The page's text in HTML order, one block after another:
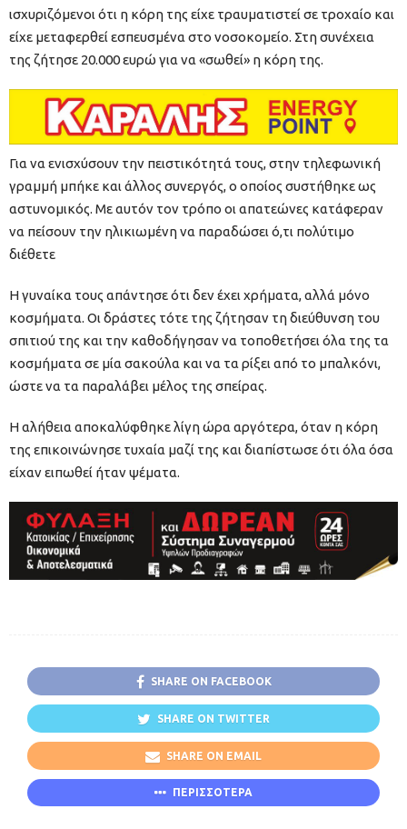
ισχυριζόμενοι ότι η κόρη της είχε τραυματιστεί σε τροχαίο και
είχε μεταφερθεί εσπευσμένα στο νοσοκομείο. Στη συνέχεια
της ζήτησε 20.000 ευρώ για να «σωθεί» η κόρη της.
Για να ενισχύσουν την πειστικότητά τους, στην τηλεφωνική
γραμμή μπήκε και άλλος συνεργός, ο οποίος συστήθηκε ως
αστυνομικός. Με αυτόν τον τρόπο οι απατεώνες κατάφεραν
να πείσουν την ηλικιωμένη να παραδώσει ό,τι πολύτιμο
διέθετε
Η γυναίκα τους απάντησε ότι δεν έχει χρήματα, αλλά μόνο
κοσμήματα. Οι δράστες τότε της ζήτησαν τη διεύθυνση του
σπιτιού της και την καθοδήγησαν να τοποθετήσει όλα της τα
κοσμήματα σε μία σακούλα και να τα ρίξει από το μπαλκόνι,
ώστε να τα παραλάβει μέλος της σπείρας.
Η αλήθεια αποκαλύφθηκε λίγη ώρα αργότερα, όταν η κόρη
της επικοινώνησε τυχαία μαζί της και διαπίστωσε ότι όλα όσα
είχαν ειπωθεί ήταν ψέματα.
SHARE ON FACEBOOK
SHARE ON TWITTER
SHARE ON EMAIL
ΠΕΡΙΣΣΟΤΕΡΑ